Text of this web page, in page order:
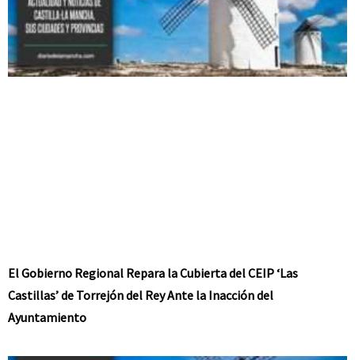
El Gobierno Regional Repara la Cubierta del CEIP ‘Las
Castillas’ de Torrejón del Rey Ante la Inacción del
Ayuntamiento